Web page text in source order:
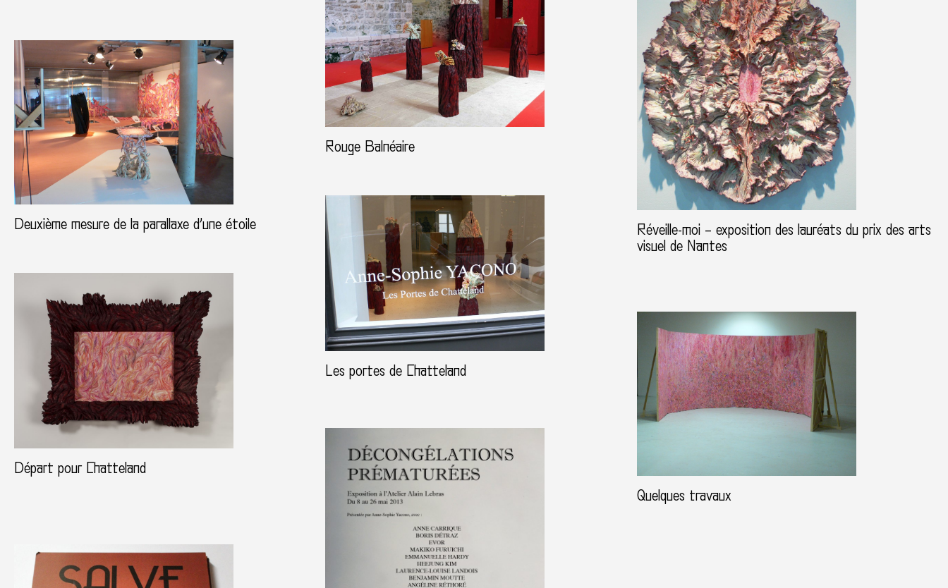
Rouge Balnéaire
Réveille-moi – exposition des lauréats du prix des arts
visuel de Nantes
Deuxième mesure de la parallaxe d’une étoile
Les portes de Chatteland
Départ pour Chatteland
Quelques travaux